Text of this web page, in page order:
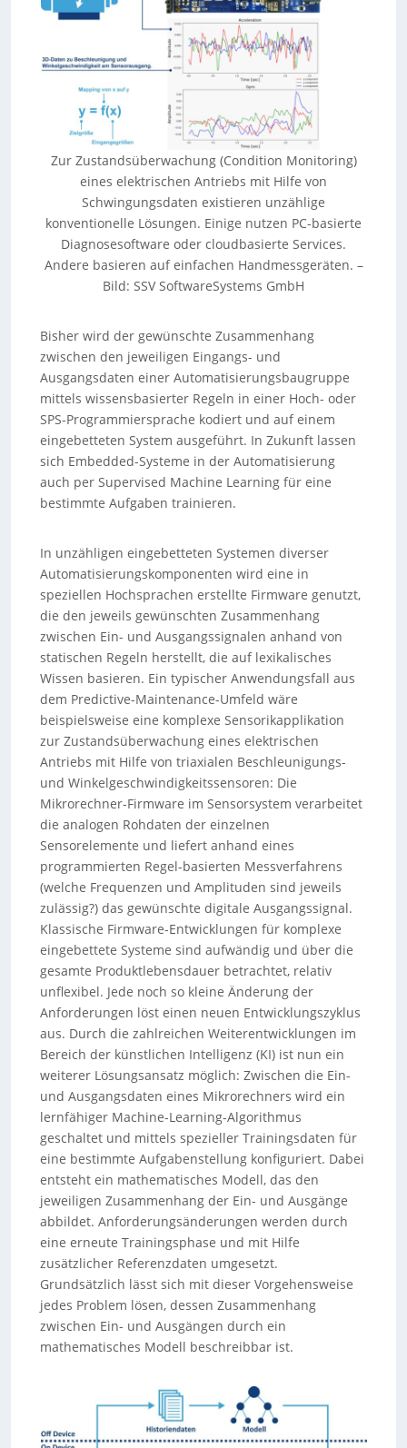
Zur Zustandsüberwachung (Condition Monitoring)
eines elektrischen Antriebs mit Hilfe von
Schwingungsdaten existieren unzählige
konventionelle Lösungen. Einige nutzen PC-basierte
Diagnosesoftware oder cloudbasierte Services.
Andere basieren auf einfachen Handmessgeräten. –
Bild: SSV SoftwareSystems GmbH
Bisher wird der gewünschte Zusammenhang
zwischen den jeweiligen Eingangs- und
Ausgangsdaten einer Automatisierungsbaugruppe
mittels wissensbasierter Regeln in einer Hoch- oder
SPS-Programmiersprache kodiert und auf einem
eingebetteten System ausgeführt. In Zukunft lassen
sich Embedded-Systeme in der Automatisierung
auch per Supervised Machine Learning für eine
bestimmte Aufgaben trainieren.
In unzähligen eingebetteten Systemen diverser
Automatisierungskomponenten wird eine in
speziellen Hochsprachen erstellte Firmware genutzt,
die den jeweils gewünschten Zusammenhang
zwischen Ein- und Ausgangssignalen anhand von
statischen Regeln herstellt, die auf lexikalisches
Wissen basieren. Ein typischer Anwendungsfall aus
dem Predictive-Maintenance-Umfeld wäre
beispielsweise eine komplexe Sensorikapplikation
zur Zustandsüberwachung eines elektrischen
Antriebs mit Hilfe von triaxialen Beschleunigungs-
und Winkelgeschwindigkeitssensoren: Die
Mikrorechner-Firmware im Sensorsystem verarbeitet
die analogen Rohdaten der einzelnen
Sensorelemente und liefert anhand eines
programmierten Regel-basierten Messverfahrens
(welche Frequenzen und Amplituden sind jeweils
zulässig?) das gewünschte digitale Ausgangssignal.
Klassische Firmware-Entwicklungen für komplexe
eingebettete Systeme sind aufwändig und über die
gesamte Produktlebensdauer betrachtet, relativ
unflexibel. Jede noch so kleine Änderung der
Anforderungen löst einen neuen Entwicklungszyklus
aus. Durch die zahlreichen Weiterentwicklungen im
Bereich der künstlichen Intelligenz (KI) ist nun ein
weiterer Lösungsansatz möglich: Zwischen die Ein-
und Ausgangsdaten eines Mikrorechners wird ein
lernfähiger Machine-Learning-Algorithmus
geschaltet und mittels spezieller Trainingsdaten für
eine bestimmte Aufgabenstellung konfiguriert. Dabei
entsteht ein mathematisches Modell, das den
jeweiligen Zusammenhang der Ein- und Ausgänge
abbildet. Anforderungsänderungen werden durch
eine erneute Trainingsphase und mit Hilfe
zusätzlicher Referenzdaten umgesetzt.
Grundsätzlich lässt sich mit dieser Vorgehensweise
jedes Problem lösen, dessen Zusammenhang
zwischen Ein- und Ausgängen durch ein
mathematisches Modell beschreibbar ist.